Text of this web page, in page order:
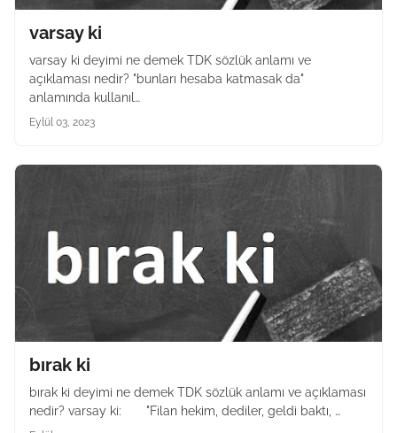
varsay ki
varsay ki deyimi ne demek TDK sözlük anlamı ve
açıklaması nedir? "bunları hesaba katmasak da"
anlamında kullanıl…
Eylül 03, 2023
bırak ki
bırak ki deyimi ne demek TDK sözlük anlamı ve açıklaması
nedir? varsay ki: "Filan hekim, dediler, geldi baktı, …